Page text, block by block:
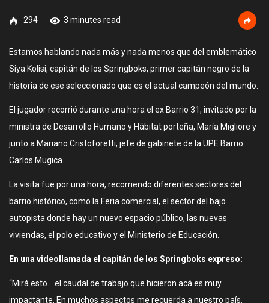
294 3 minutes read
Estamos hablando nada más y nada menos que del emblemático
Siya Kolisi, capitán de los Springboks, primer capitán negro de la
historia de ese seleccionado que es el actual campeón del mundo.
El jugador recorrió durante una hora el ex Barrio 31, invitado por la
ministra de Desarrollo Humano y Hábitat porteña, María Migliore y
junto a Mariano Cristoforetti, jefe de gabinete de la UPE Barrio
Carlos Mugica.
La visita fue por una hora, recorriendo diferentes sectores del
barrio histórico, como la Feria comercial, el sector del bajo
autopista donde hay un nuevo espacio público, las nuevas
viviendas, el polo educativo y el Ministerio de Educación.
En una videollamada el capitán de los Springboks expreso:
“Mirá esto… el caudal de trabajo que hicieron acá es muy
impactante. En muchos aspectos me recuerda a nuestro país.